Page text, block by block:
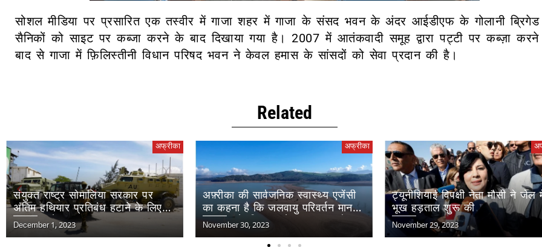
सोशल मीडिया पर प्रसारित एक तस्वीर में गाजा शहर में गाजा के संसद भवन के अंदर आईडीएफ के गोलानी
सैनिकों को साइट पर कब्जा करने के बाद दिखाया गया है। 2007 में आतंकवादी समूह द्वारा पट्टी पर कब्ज़ा
बाद से गाजा में फ़िलिस्तीनी विधान परिषद भवन ने केवल हमास के सांसदों को सेवा प्रदान की है।
Related
अफ्रीका
संयुक्त राष्ट्र सोमालिया सरकार पर
अंतिम हथियार प्रतिबंध हटाने के लिए
मतदान करेगा
December 1, 2023
अफ्रीका
अफ़्रीका की सार्वजनिक स्वास्थ्य एजेंसी
का कहना है कि जलवायु परिवर्तन मानव
स्वास्थ्य के लिए सबसे बड़ा ख़तरा है
November 30, 2023
ट्यूनीशियाई विपक्षी नेता मौसी ने जेल
भूख हड़ताल शुरू की
November 29, 2023